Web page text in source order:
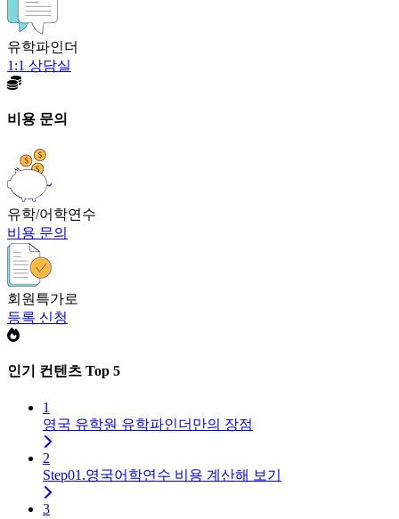
유학파인더
1:1 상담실
비용 문의
유학/어학연수
비용 문의
회원특가로
등록 신청
인기 컨텐츠 Top 5
1
영국 유학원 유학파인더만의 장점
2
Step01.영국어학연수 비용 계산해 보기
3